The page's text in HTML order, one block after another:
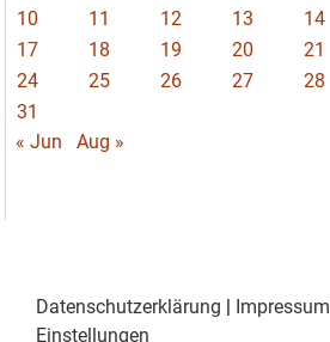
10
11 12 13 14
17
18 19 20 21
24
25 26 27 28
31
« Jun
Aug »
Datenschutzerklärung | Impressum
Einstellungen